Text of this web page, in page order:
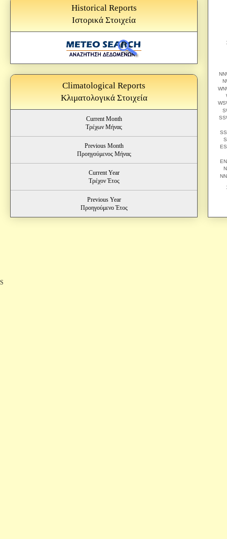
Historical Reports
Ιστορικά Στοιχεία
Climatological Reports
Κλιματολογικά Στοιχεία
Current Month
Τρέχων Μήνας
Previous Month
Προηγούμενος Μήνας
Current Year
Τρέχον Έτος
Previous Year
Προηγούμενο Έτος
S